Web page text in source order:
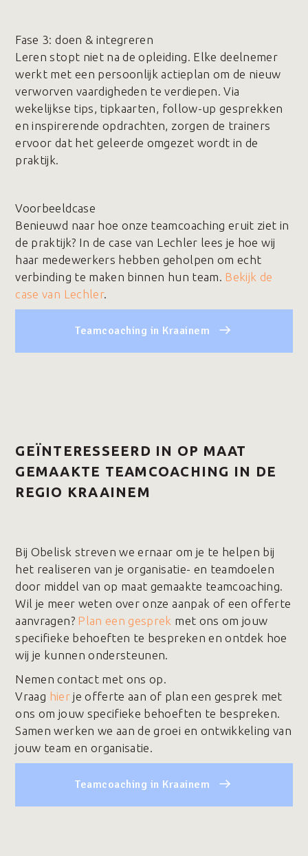
Fase 3️: doen & integreren
Leren stopt niet na de opleiding. Elke deelnemer
werkt met een persoonlijk actieplan om de nieuw
verworven vaardigheden te verdiepen. Via
wekelijkse tips, tipkaarten, follow-up gesprekken
en inspirerende opdrachten, zorgen de trainers
ervoor dat het geleerde omgezet wordt in de
praktijk.
Voorbeeldcase
Benieuwd naar hoe onze teamcoaching eruit ziet in
de praktijk? In de case van Lechler lees je hoe wij
haar medewerkers hebben geholpen om echt
verbinding te maken binnen hun team. Bekijk de
case van Lechler.
Teamcoaching in Kraainem
GEÏNTERESSEERD IN OP MAAT
GEMAAKTE TEAMCOACHING IN DE
REGIO KRAAINEM
Bij Obelisk streven we ernaar om je te helpen bij
het realiseren van je organisatie- en teamdoelen
door middel van op maat gemaakte teamcoaching.
Wil je meer weten over onze aanpak of een offerte
aanvragen? Plan een gesprek met ons om jouw
specifieke behoeften te bespreken en ontdek hoe
wij je kunnen ondersteunen.
Nemen contact met ons op.
Vraag hierje offerte aan of plan een gesprek met
ons om jouw specifieke behoeften te bespreken.
Samen werken we aan de groei en ontwikkeling van
jouw team en organisatie.
Teamcoaching in Kraainem